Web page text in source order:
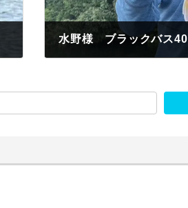
水野様 ブラックバス